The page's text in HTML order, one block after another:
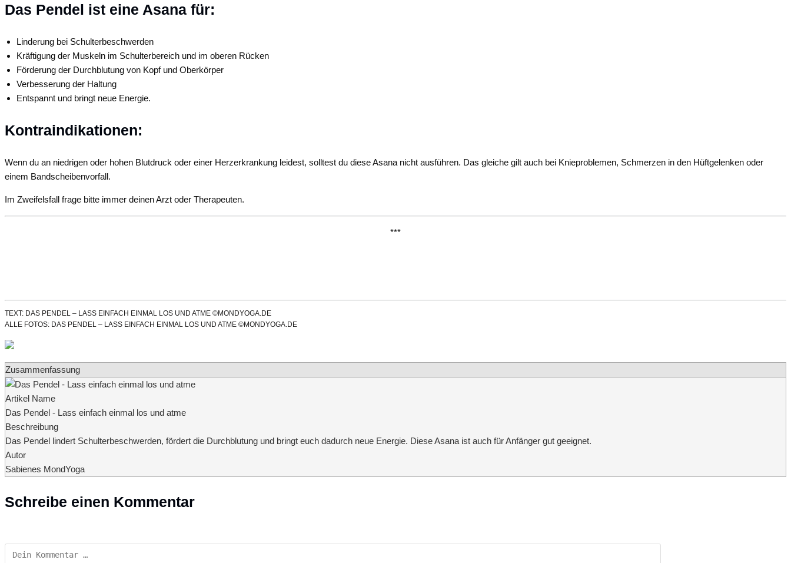
Das Pendel ist eine Asana für:
Linderung bei Schulterbeschwerden
Kräftigung der Muskeln im Schulterbereich und im oberen Rücken
Förderung der Durchblutung von Kopf und Oberkörper
Verbesserung der Haltung
Entspannt und bringt neue Energie.
Kontraindikationen:
Wenn du an niedrigen oder hohen Blutdruck oder einer Herzerkrankung leidest, solltest du diese Asana nicht ausführen. Das gleiche gilt auch bei Knieproblemen, Schmerzen in den Hüftgelenken oder
einem Bandscheibenvorfall.
Im Zweifelsfall frage bitte immer deinen Arzt oder Therapeuten.
***
TEXT: DAS PENDEL – LASS EINFACH EINMAL LOS UND ATME ©MONDYOGA.DE
ALLE FOTOS: DAS PENDEL – LASS EINFACH EINMAL LOS UND ATME ©MONDYOGA.DE
Zusammenfassung
Artikel Name
Das Pendel - Lass einfach einmal los und atme
Beschreibung
Das Pendel lindert Schulterbeschwerden, fördert die Durchblutung und bringt euch dadurch neue Energie. Diese Asana ist auch für Anfänger gut geeignet.
Autor
Sabienes MondYoga
Schreibe einen Kommentar